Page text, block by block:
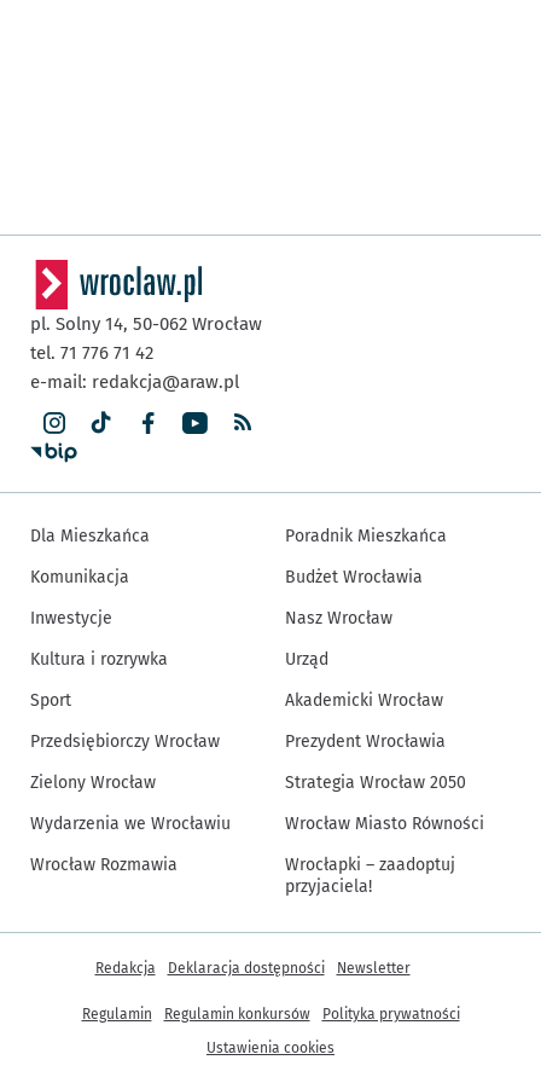
pl. Solny 14, 50-062 Wrocław
tel. 71 776 71 42
e-mail: redakcja@araw.pl
Dla Mieszkańca
Komunikacja
Inwestycje
Kultura i rozrywka
Sport
Przedsiębiorczy Wrocław
Zielony Wrocław
Wydarzenia we Wrocławiu
Wrocław Rozmawia
Poradnik Mieszkańca
Budżet Wrocławia
Nasz Wrocław
Urząd
Akademicki Wrocław
Prezydent Wrocławia
Strategia Wrocław 2050
Wrocław Miasto Równości
Wrocłapki – zaadoptuj
przyjaciela!
Inne informacje
Redakcja Deklaracja dostępności Newsletter
Regulamin Regulamin konkursów
Polityka prywatności
Ustawienia cookies